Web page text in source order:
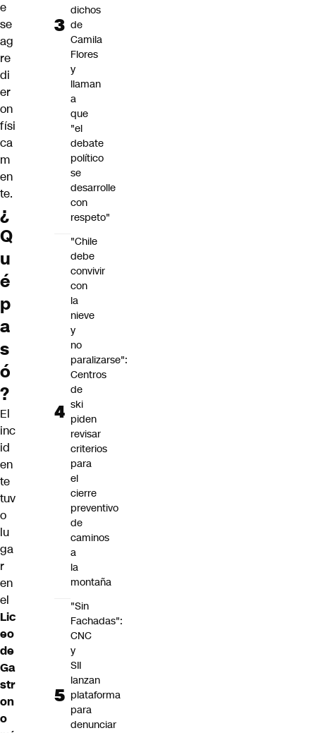
e
se
ag
re
di
er
on
físi
ca
m
en
te.
¿
Q
u
é
p
a
s
ó
?
El
inc
id
en
te
tuv
o
lu
ga
r
en
el
Lic
eo
de
Ga
str
on
o
dichos
de
Camila
Flores
y
llaman
a
que
"el
debate
político
se
desarrolle
con
respeto"
"Chile
debe
convivir
con
la
nieve
y
no
paralizarse":
Centros
de
ski
piden
revisar
criterios
para
el
cierre
preventivo
de
caminos
a
la
montaña
"Sin
Fachadas":
CNC
y
SII
lanzan
plataforma
para
denunciar